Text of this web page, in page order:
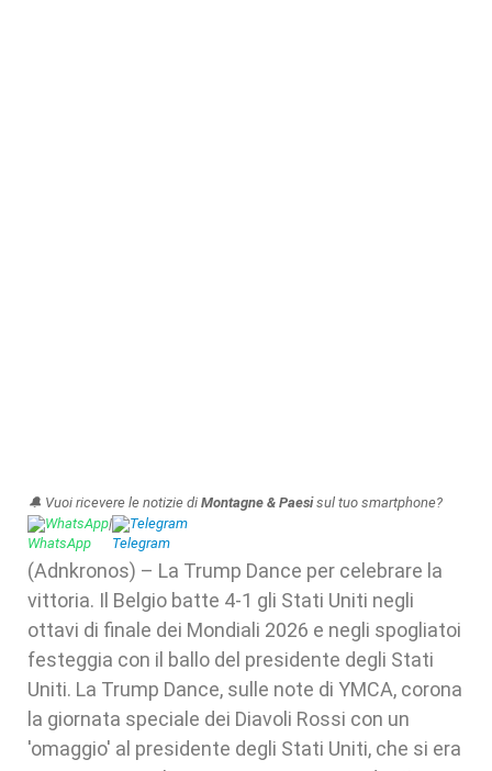
🔔 Vuoi ricevere le notizie di Montagne & Paesisul tuo smartphone?
WhatsApp| Telegram
(Adnkronos) – La Trump Dance per celebrare la
vittoria. Il Belgio batte 4-1 gli Stati Uniti negli
ottavi di finale dei Mondiali 2026 e negli spogliatoi
festeggia con il ballo del presidente degli Stati
Uniti. La Trump Dance, sulle note di YMCA, corona
la giornata speciale dei Diavoli Rossi con un
'omaggio' al presidente degli Stati Uniti, che si era